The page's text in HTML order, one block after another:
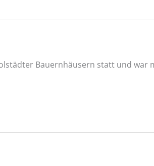
Bauernhäusern statt und war